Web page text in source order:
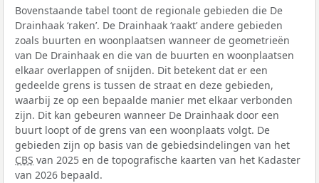
Bovenstaande tabel toont de regionale gebieden die De
Drainhaak ‘raken’. De Drainhaak ‘raakt’ andere gebieden
zoals buurten en woonplaatsen wanneer de geometrieën
van De Drainhaak en die van de buurten en woonplaatsen
elkaar overlappen of snijden. Dit betekent dat er een
gedeelde grens is tussen de straat en deze gebieden,
waarbij ze op een bepaalde manier met elkaar verbonden
zijn. Dit kan gebeuren wanneer De Drainhaak door een
buurt loopt of de grens van een woonplaats volgt. De
gebieden zijn op basis van de gebiedsindelingen van het
CBS van 2025 en de topografische kaarten van het Kadaster
van 2026 bepaald.